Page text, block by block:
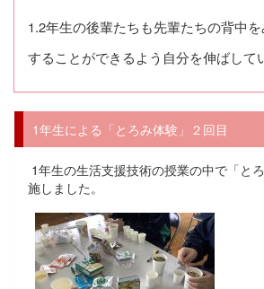
1.2年生の後輩たちも先輩たちの背中
することができるよう自分を伸ばして
1年生による「とろみ体験」２回目
1年生の生活支援技術の授業の中で「と
施しました。